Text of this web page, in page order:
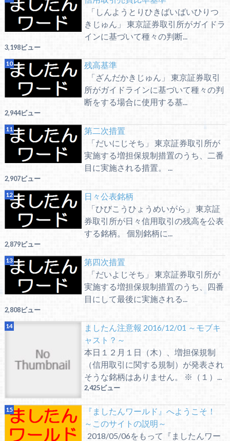
「しんようとりひきばいばいひりつ
きじゅん」 東京証券取引所がガイドラ
インに基づいて種々の判断...
3,198ビュー
残高基準
「ざんだかきじゅん」 東京証券取引
所がガイドラインに基づいて種々の判
断をする場合に使用する基...
2,944ビュー
第二次措置
「だいにじそち」 東京証券取引所が
実施する増担保規制措置のうち、二番
目に実施される措置。 ...
2,907ビュー
日々公表銘柄
「ひびこうひょうめいがら」 東京証
券取引所が日々信用取引の残高を公表
する銘柄。 個別銘柄に...
2,879ビュー
第四次措置
「だいよじそち」 東京証券取引所が
実施する増担保規制措置のうち、四番
目にして最後に実施される...
2,808ビュー
ましたん注意報 2016/12/01 ～モブキ
ャスト？～
本日１２月１日（木）、増担保規制
（信用取引に関する規制）が発表され
そうな銘柄はありません。 ※（１）...
2,425ビュー
『ましたんワールド』へようこそ！
～このサイトの説明～
2018/05/06をもって『ましたんワー